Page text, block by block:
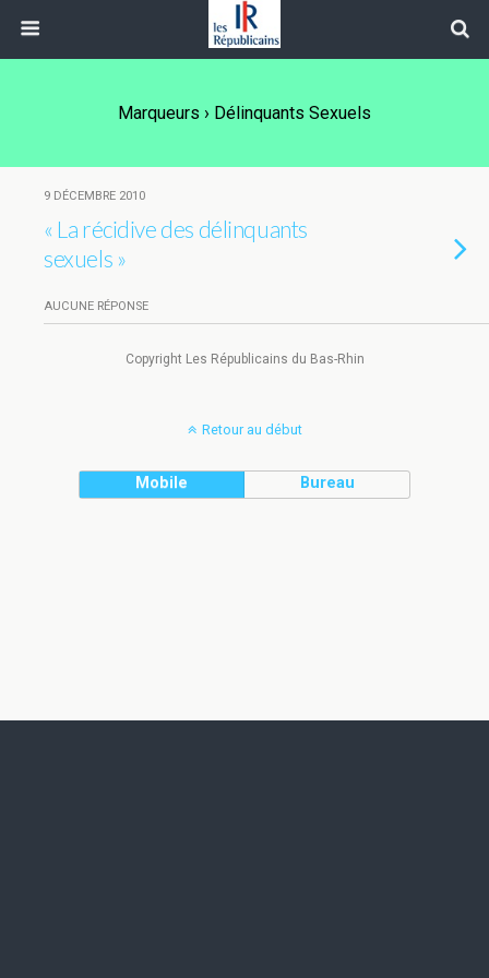
Marqueurs › Délinquants Sexuels
9 DÉCEMBRE 2010
« La récidive des délinquants
sexuels »
AUCUNE RÉPONSE
Copyright Les Républicains du Bas-Rhin
Retour au début
Mobile Bureau